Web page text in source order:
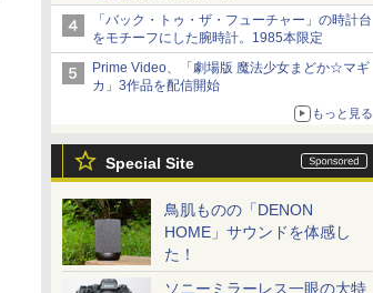
「バック・トゥ・ザ・フューチャー」の時計台
をモチーフにした腕時計。1985本限定
Prime Video、「劇場版 魔法少女まどか☆マギ
カ」3作品を配信開始
もっと見る
Special Site
鳥肌ものの「DENON
HOME」サウンドを体感し
た！
ソニーミラーレス一眼の大特